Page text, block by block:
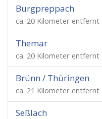
Burgpreppach
ca. 20 Kilometer entfernt
Themar
ca. 20 Kilometer entfernt
Brünn / Thüringen
ca. 21 Kilometer entfernt
Seßlach